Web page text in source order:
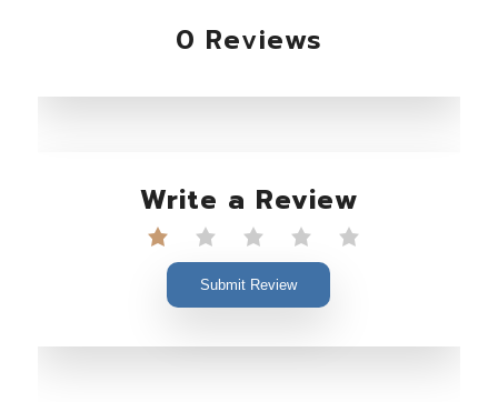
0 Reviews
Write a Review
Submit Review